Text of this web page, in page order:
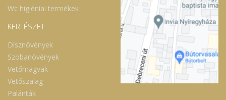
Wc higiéniai termékek
KERTÉSZET
Dísznövények
Szobanövények
Vetőmagvak
Vetőszalag
Palánták